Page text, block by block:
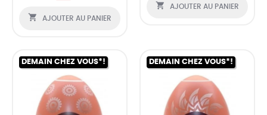
 AJOUTER AU PANIER
 AJOUTER AU PANIER
DEMAIN CHEZ VOUS*! DEMAIN CHEZ VOUS*!